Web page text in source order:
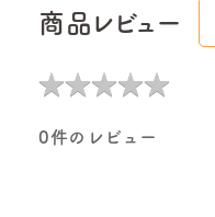
商品レビュー
★★★★★
★★★★★
0件のレビュー